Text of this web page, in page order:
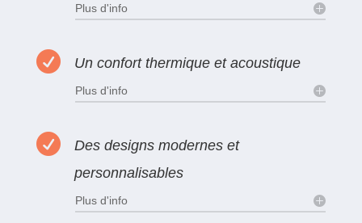
Plus d'info
 Un confort thermique et acoustique
Plus d'info

Des designs modernes et
personnalisables
Plus d'info